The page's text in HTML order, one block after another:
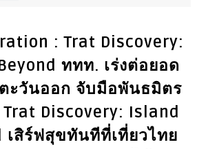
: Trat Discovery:
ททท. เร่งต่อยอด
ะวันออก จับมือพันธมิตร
Trat Discovery: Island
เสิร์ฟสุขทันทีที่เที่ยวไทย